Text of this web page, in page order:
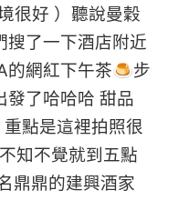
很好 ）聽說曼穀
了一下酒店附近
的網紅下午茶🍮步
了哈哈哈 甜品
點是這裡拍照很
知不覺就到五點
鼎鼎的建興酒家